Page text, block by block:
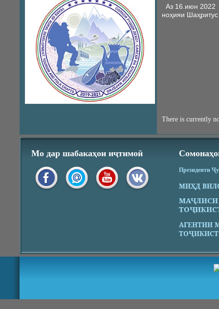
Аз 16.июн
ноҳияи Шаҳритус
There is currently
Мо дар шабакаҳои иҷтимоӣ
Президенти
МИҲД
АГЕНТИИ